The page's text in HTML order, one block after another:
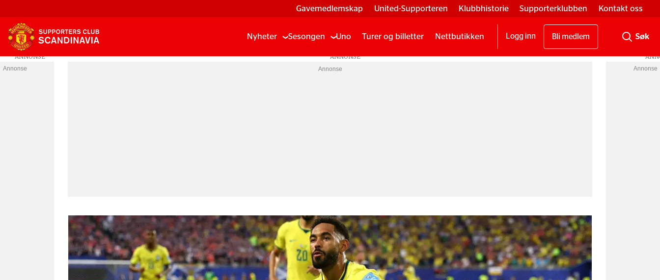
Gavemedlemskap United-Supporteren Klubbhistorie Supporterklubben Kontakt oss
Nyheter Sesongen Uno Turer og billetter Nettbutikken Logg inn Bli medlem
Annonse
Annonse Annonse